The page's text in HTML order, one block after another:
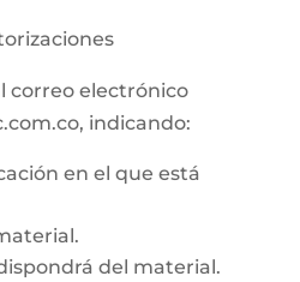
correo electrónico
indicando:
en el que está
del material.